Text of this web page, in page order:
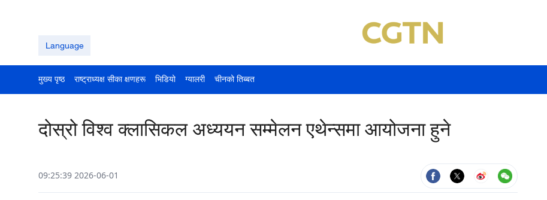
Language
मुख्य पृष्ठ राष्ट्राध्यक्ष सीका क्षणहरू भिडियो ग्यालरी चीनको तिब्बत
दोस्रो विश्व क्लासिकल अध्ययन सम्मेलन एथेन्समा आयोजना हुने
09:25:39 2026-06-01